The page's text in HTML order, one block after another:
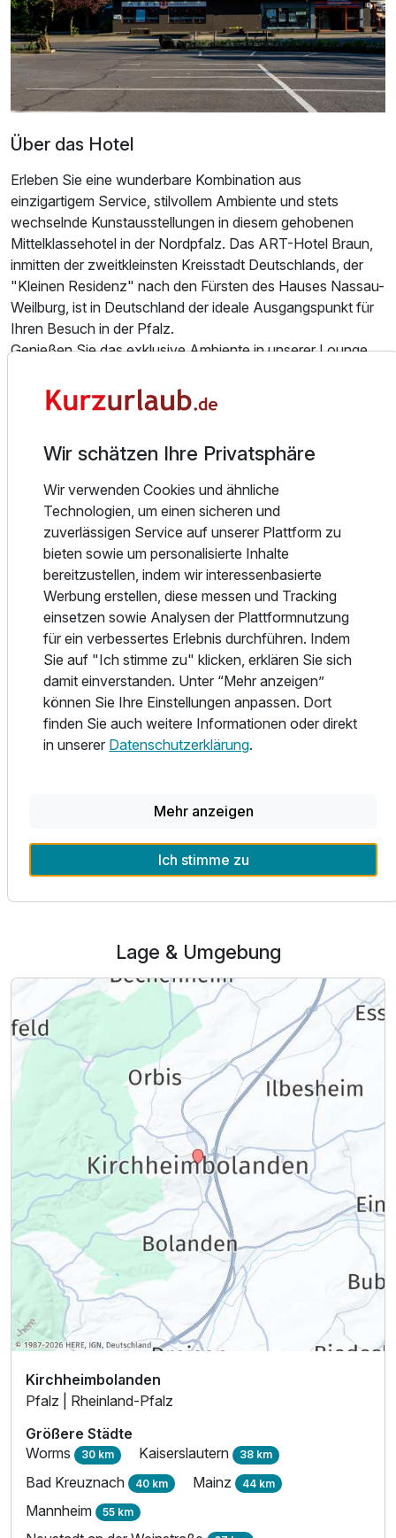
Ausstattung
Für 3 Tage
1 Erwachsenen
Über das Hotel
Erleben Sie eine wunderbare Kombination aus
einzigartigem Service, stilvollem Ambiente und stets
wechselnde Kunstausstellungen in diesem gehobenen
Mittelklassehotel in der Nordpfalz. Das ART-Hotel Braun,
inmitten der zweitkleinsten Kreisstadt Deutschlands, der
"Kleinen Residenz" nach den Fürsten des Hauses Nassau-
Weilburg, ist in Deutschland der ideale Ausgangspunkt für
Ihren Besuch in der Pfalz.
Genießen Sie das exklusive Ambiente in unserer Lounge
Generation Martin Braun, und träumen Sie in einem unserer
40 StandART- oder Superior Zimmer.
romantischen Wellness-Oase mit einem offenen Kamin im
ART-Hotels in Kirchheimbolanden gelegen sind die
"Stadthalle an der Orangerie", der Schlossgarten und die
historische Altstadt mit ihrer Stadtmauer und Paulskirche
mit Mozartorgel. Zum Einkaufen lädt die Innenstadt mit
ausschließlich inhabergeführtem Einzelhandel mit
persönlicher Betreuung und Beratung. Die nahe gelegenen
Industrie- und Gewerbegebiete ermöglichen eine staufreie
Anreise in wenigen Minuten zu Ihrem Arbeitsplatz, sei es
zum Headquarter von BorgWarner, einem der weltgrößten
Turbolader-Hersteller, zur Firma Louis Steitz-Secura,
einem der Deutschlands ältesten Schuhfabriken oder zu
den anderen nationalen und international tätigen Firmen in
der Kreisstadt.
Lage & Umgebung
Kirchheimbolanden
Pfalz | Rheinland-Pfalz
Größere Städte
Worms 30 km Kaiserslautern 38 km
Bad Kreuznach 40 km Mainz 44 km
Mannheim 55 km
Wir schätzen Ihre Privatsphäre
Wir verwenden Cookies und ähnliche
Technologien, um einen sicheren und
zuverlässigen Service auf unserer Plattform zu
bieten sowie um personalisierte Inhalte
bereitzustellen, indem wir interessenbasierte
Werbung erstellen, diese messen und Tracking
einsetzen sowie Analysen der Plattformnutzung
für ein verbessertes Erlebnis durchführen. Indem
Sie auf "Ich stimme zu" klicken, erklären Sie sich
damit einverstanden. Unter “Mehr anzeigen”
können Sie Ihre Einstellungen anpassen. Dort
finden Sie auch weitere Informationen oder direkt
in unserer Datenschutzerklärung.
Mehr anzeigen
Ich stimme zu